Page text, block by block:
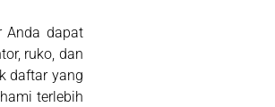
Anda dapat
ruko, dan
daftar yang
terlebih